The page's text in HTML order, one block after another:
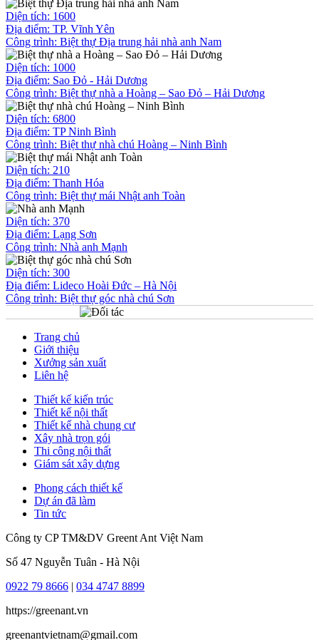
Diện tích: 1600
Địa điểm: TP. Vĩnh Yên
Công trình: Biệt thự Địa trung hải nhà anh Nam
Diện tích: 1000
Địa điểm: Sao Đỏ - Hải Dương
Công trình: Biệt thự nhà a Hoàng – Sao Đỏ – Hải Dương
Diện tích: 6800
Địa điểm: TP Ninh Bình
Công trình: Biệt thự nhà chú Hoàng – Ninh Bình
Diện tích: 210
Địa điểm: Thanh Hóa
Công trình: Biệt thự mái Nhật anh Toàn
Diện tích: 370
Địa điểm: Lạng Sơn
Công trình: Nhà anh Mạnh
Diện tích: 300
Địa điểm: Lideco Hoài Đức – Hà Nội
Công trình: Biệt thự góc nhà chú Sơn
Trang chủ
Giới thiệu
Xưởng sản xuất
Liên hệ
Thiết kế kiến trúc
Thiết kế nội thất
Thiết kế nhà chung cư
Xây nhà trọn gói
Thi công nội thất
Giám sát xây dựng
Phong cách thiết kế
Dự án đã làm
Tin tức
Công ty CP TM&DV Greent Ant Việt Nam
Số 47 Nguyễn Tuân - Hà Nội
0922 79 8666 | 034 4747 8899
https://greenant.vn
greenantvietnam@gmail.com